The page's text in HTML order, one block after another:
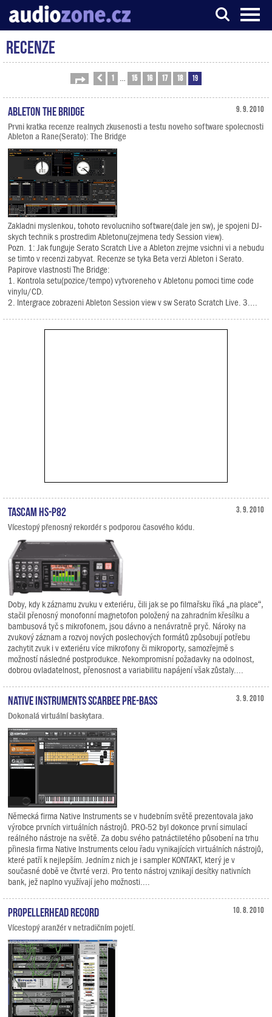
Server o digitálním zpracování zvuku
Recenze
Stránka 19Předchozí
1 15 16 17 18 19
9. 9. 2010
Ableton The Bridge
Prvni kratka recenze realnych zkusenosti a testu noveho software spolecnosti
Ableton a Rane(Serato): The Bridge
Zakladni myslenkou, tohoto revolucniho software(dale jen sw), je spojeni DJ-
skych technik s prostredim Abletonu(zejmena tedy Session view).
Pozn. 1: Jak funguje Serato Scratch Live a Ableton zrejme vsichni vi a nebudu
se timto v recenzi zabyvat. Recenze se tyka Beta verzi Ableton i Serato.
Papirove vlastnosti The Bridge:
1. Kontrola setu(pozice/tempo) vytvoreneho v Abletonu pomoci time code
vinylu/CD.
2. Intergrace zobrazeni Ableton Session view v sw Serato Scratch Live. 3....
3. 9. 2010
TASCAM HS-P82
Vícestopý přenosný rekordér s podporou časového kódu.
Doby, kdy k záznamu zvuku v exteriéru, čili jak se po filmařsku říká „na place“,
stačil přenosný monofonní magnetofon položený na zahradním křesílku a
bambusová tyč s mikrofonem, jsou dávno a nenávratně pryč. Nároky na
zvukový záznam a rozvoj nových poslechových formátů způsobují potřebu
zachytit zvuk i v exteriéru více mikrofony či mikroporty, samozřejmě s
možností následné postprodukce. Nekompromisní požadavky na odolnost,
dobrou ovladatelnost, přenosnost a variabilitu napájení však zůstaly....
3. 9. 2010
Native Instruments SCARBEE PRE-BASS
Dokonalá virtuální baskytara.
Německá firma Native Instruments se v hudebním světě prezentovala jako
výrobce prvních virtuálních nástrojů. PRO-52 byl dokonce první simulací
reálného nástroje na světě. Za dobu svého patnáctiletého působení na trhu
přinesla firma Native Instruments celou řadu vynikajících virtuálních nástrojů,
které patří k nejlepším. Jedním z nich je i sampler KONTAKT, který je v
současné době ve čtvrté verzi. Pro tento nástroj vznikají desítky nativních
bank, jež naplno využívají jeho možnosti....
10. 8. 2010
Propellerhead Record
Vícestopý aranžér v netradičním pojetí.